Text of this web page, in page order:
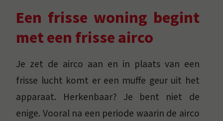
Een frisse woning begint
met een frisse airco
Je zet de airco aan en in plaats van een
frisse lucht komt er een muffe geur uit het
apparaat. Herkenbaar? Je bent niet de
enige. Vooral na een periode waarin de airco